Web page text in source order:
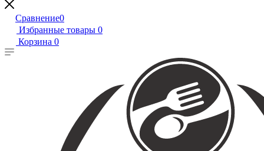
Сравнение0
Избранные товары 0
Корзина 0